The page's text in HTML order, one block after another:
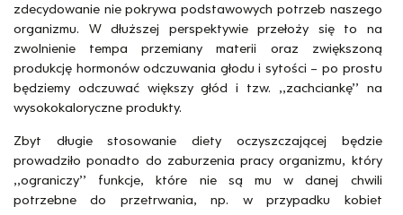
zdecydowanie nie pokrywa podstawowych potrzeb naszego
organizmu. W dłuższej perspektywie przełoży się to na
zwolnienie tempa przemiany materii oraz zwiększoną
produkcję hormonów odczuwania głodu i sytości – po prostu
będziemy odczuwać większy głód i tzw. ,,zachciankę’’ na
wysokokaloryczne produkty.
Zbyt długie stosowanie diety oczyszczającej będzie
prowadziło ponadto do zaburzenia pracy organizmu, który
,,ograniczy’’ funkcje, które nie są mu w danej chwili
potrzebne do przetrwania, np. w przypadku kobiet